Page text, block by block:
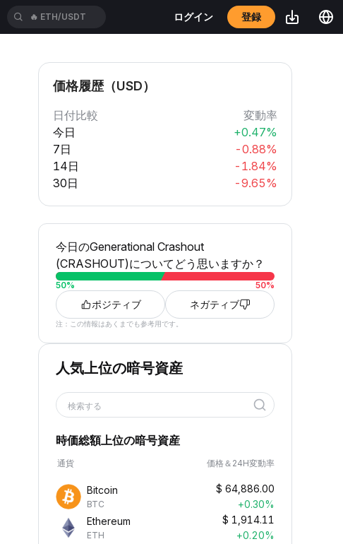
🔥 ETH/USDT ログイン 登録
価格履歴（USD）
日付比較
変動率
今日
+0.47%
7日
-0.88%
14日
-1.84%
30日
-9.65%
今日のGenerational Crashout
(CRASHOUT)についてどう思いますか？
50% 50%
ポジティブ ネガティブ
注：この情報はあくまでも参考用です。
人気上位の暗号資産
検索する
時価総額上位の暗号資産
通貨 価格＆24H変動率
Bitcoin
BTC
$ 64,886.00
+0.30%
Ethereum
ETH
$ 1,914.11
+0.20%